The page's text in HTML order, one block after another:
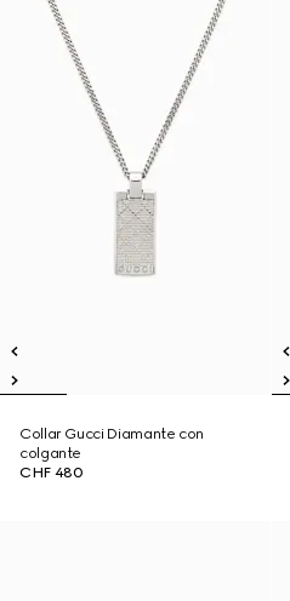
Collar Gucci Diamante con
colgante
CHF 480